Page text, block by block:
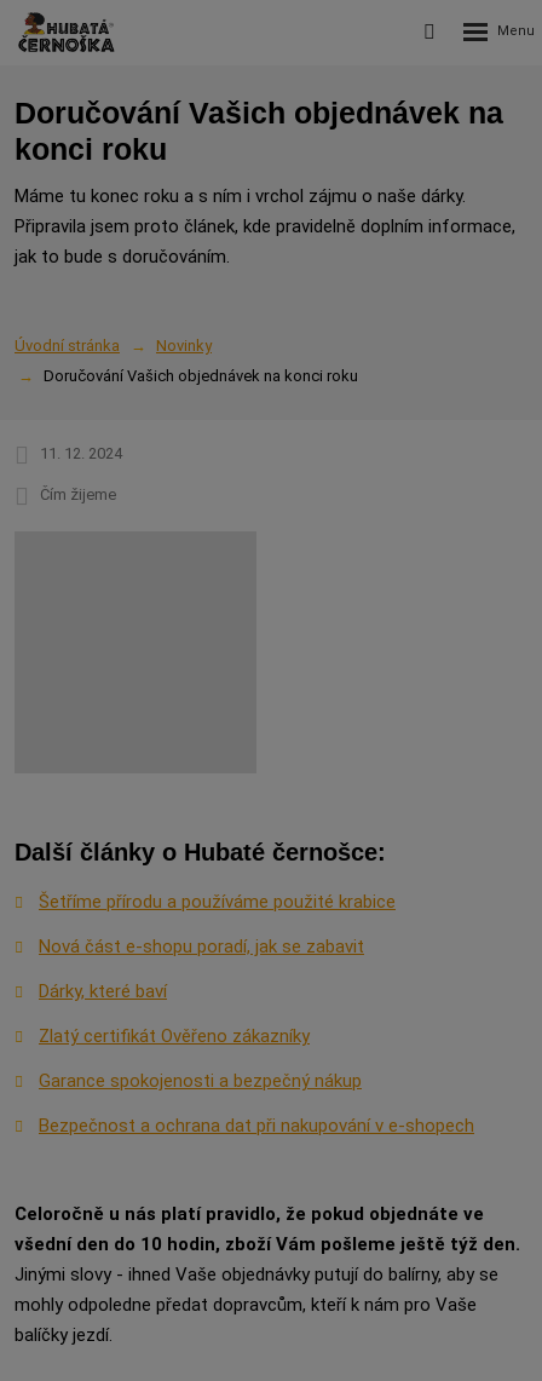
Vyhledávání
Rozbalení
Doručování Vašich objednávek na
konci roku
Máme tu konec roku a s ním i vrchol zájmu o naše dárky.
Připravila jsem proto článek, kde pravidelně doplním informace,
jak to bude s doručováním.
Úvodní stránka
Novinky
Doručování Vašich objednávek na konci roku
11. 12. 2024
Čím žijeme
Další články o Hubaté černošce:
Šetříme přírodu a používáme použité krabice
Nová část e-shopu poradí, jak se zabavit
Dárky, které baví
Zlatý certifikát Ověřeno zákazníky
Garance spokojenosti a bezpečný nákup
Bezpečnost a ochrana dat při nakupování v e-shopech
Celoročně u nás platí pravidlo, že pokud objednáte ve
všední den do 10 hodin, zboží Vám pošleme ještě týž den.
Jinými slovy - ihned Vaše objednávky putují do balírny, aby se
mohly odpoledne předat dopravcům, kteří k nám pro Vaše
balíčky jezdí.